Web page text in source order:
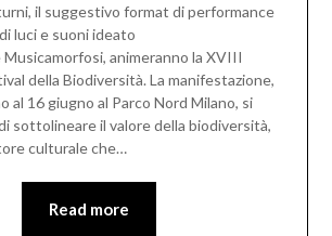
il suggestivo format di performance
luci e suoni ideato
Musicamorfosi, animeranno la XVIII
della Biodiversità. La manifestazione,
al 16 giugno al Parco Nord Milano, si
sottolineare il valore della biodiversità,
culturale che…
Read more